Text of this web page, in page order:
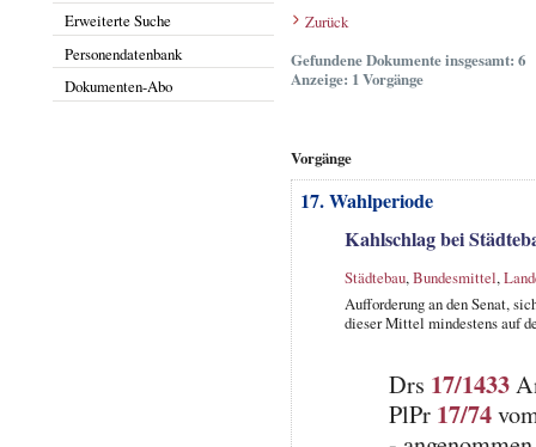
Erweiterte Suche
Personendatenbank
Dokumenten-Abo
Zurück
Gefundene Dokumente insgesamt: 6
Anzeige: 1 Vorgänge
Vorgänge
17. Wahlperiode
Kahlschlag bei
Städtebau,Bundesmittel,
Aufforderung an den Senat,
dieser Mittel mindestens auf
Drs 17/1433
PlPr 17/74